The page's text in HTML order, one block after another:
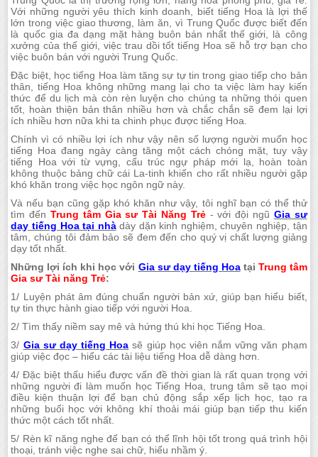
Với những người yêu thích kinh doanh, biết tiếng Hoa là lợi thế
lớn trong việc giao thương, làm ăn, vì Trung Quốc được biết đến
là quốc gia đa dạng mặt hàng buôn bán nhất thế giới, là công
xưởng của thế giới, việc trau dồi tốt tiếng Hoa sẽ hỗ trợ bạn cho
việc buôn bán với người Trung Quốc.
Đặc biệt, học tiếng Hoa làm tăng sự tự tin trong giao tiếp cho bản
thân, tiếng Hoa không những mang lại cho ta việc làm hay kiến
thức để du lịch mà còn rèn luyện cho chúng ta những thói quen
tốt, hoàn thiện bản thân nhiều hơn và chắc chắn sẽ đem lại lợi
ích nhiều hơn nữa khi ta chinh phục được tiếng Hoa.
Chính vì có nhiều lợi ích như vậy nên số lượng người muốn học
tiếng Hoa đang ngày càng tăng một cách chóng mặt, tuy vậy
tiếng Hoa với từ vựng, cấu trúc ngự pháp mới lạ, hoàn toàn
không thuộc bảng chữ cái La-tinh khiến cho rất nhiều người gặp
khó khăn trong việc học ngôn ngữ này.
Và nếu bạn cũng gặp khó khăn như vậy, tôi nghĩ bạn có thể thử
tìm đếnTrung tâm Gia sư Tài Năng Trẻ- với đội ngũ Gia sư
dạy tiếng Hoa tại nhàdày dặn kinh nghiệm, chuyên nghiệp, tận
tâm, chúng tôi đảm bảo sẽ đem đến cho quý vị chất lượng giảng
dạy tốt nhất.
Những lợi ích khi học với Gia sư dạy tiếng Hoatại Trung tâm
Gia sư Tài năng Trẻ:
1/ Luyện phát âm đúng chuẩn người bản xứ, giúp bạn hiểu biết,
tự tin thực hành giao tiếp với người Hoa.
2/ Tìm thấy niềm say mê và hứng thú khi học Tiếng Hoa.
3/ Gia sư dạy tiếng Hoa sẽ giúp học viên nắm vững văn phạm
giúp việc đọc – hiểu các tài liệu tiếng Hoa dễ dàng hơn.
4/ Đặc biệt thấu hiểu được vấn đề thời gian là rất quan trọng với
những người đi làm muốn học Tiếng Hoa, trung tâm sẽ tạo mọi
điều kiện thuận lợi để bạn chủ động sắp xếp lịch học, tạo ra
những buổi học với không khí thoải mái giúp bạn tiếp thu kiến
thức một cách tốt nhất.
5/ Rèn kĩ năng nghe để bạn có thể lĩnh hội tốt trong quá trình hội
thoại, tránh việc nghe sai chữ, hiểu nhầm ý.